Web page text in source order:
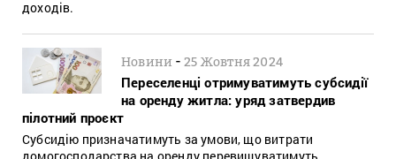
доходів.
Новини -25 Жовтня 2024
Переселенці отримуватимуть субсидії
на оренду житла: уряд затвердив
пілотний проєкт
Субсидію призначатимуть за умови, що витрати